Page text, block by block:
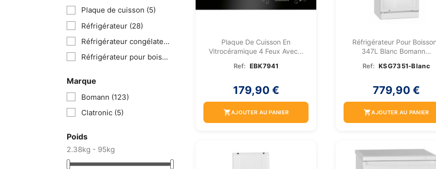
Plaque de cuisson (5)
Réfrigérateur (28)
Réfrigérateur congélateur
Réfrigérateur pour boisson
Marque
Bomann (123)
Clatronic (5)
Poids
2.38kg - 95kg
Plaque De Cuisson En
Vitrocéramique 4 Feux Avec...
Ref: EBK7941
179,90 €
shopping_cartAJOUTER AU PANIER
Réfrigérateur Pour
347L Blanc Bomann...
Ref: KSG7351-Blanc
779,90 €
shopping_cartAJOUTER AU PANIER